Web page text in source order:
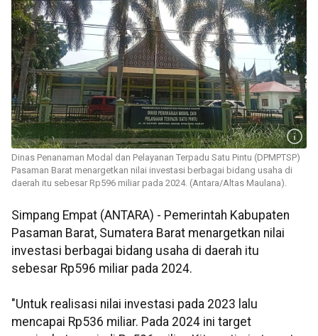
Dinas Penanaman Modal dan Pelayanan Terpadu Satu Pintu (DPMPTSP)
Pasaman Barat menargetkan nilai investasi berbagai bidang usaha di
daerah itu sebesar Rp596 miliar pada 2024. (Antara/Altas Maulana).
Simpang Empat (ANTARA) - Pemerintah Kabupaten
Pasaman Barat, Sumatera Barat menargetkan nilai
investasi berbagai bidang usaha di daerah itu
sebesar Rp596 miliar pada 2024.
"Untuk realisasi nilai investasi pada 2023 lalu
mencapai Rp536 miliar. Pada 2024 ini target